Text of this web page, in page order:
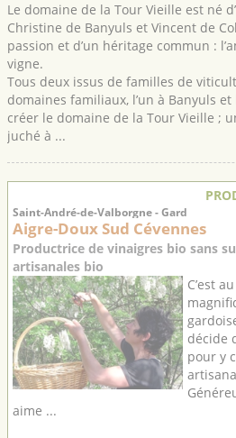
Le domaine de la Tour Vieille est né
Christine de Banyuls et Vincent de
passion et d’un héritage commun :
vigne.
Tous deux issus de familles de
domaines familiaux, l’un à Banyuls
créer le domaine de la Tour Vieille ;
juché à ...
Saint-André-de-Valborgne - Gard
Aigre-Doux Sud Cévennes
Productrice de vinaigres bio sans
artisanales bio
C’est
décide
pour y
aime ...